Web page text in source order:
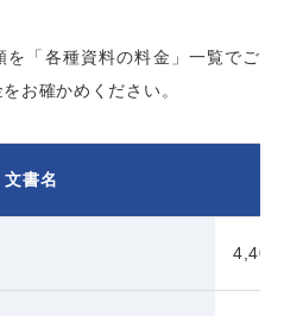
を「各種資料の料金」一覧でご
お確かめください。
文書名
4,400